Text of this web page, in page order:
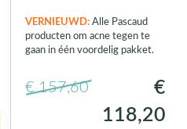
VERNIEUWD:Alle Pascaud
producten om acne tegen te
gaan in één voordelig pakket.
€ 157,60
€
118,20